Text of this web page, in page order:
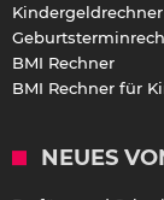
Kindergeldrechner
BMI Rechner
BMI Rechner für
NEUES